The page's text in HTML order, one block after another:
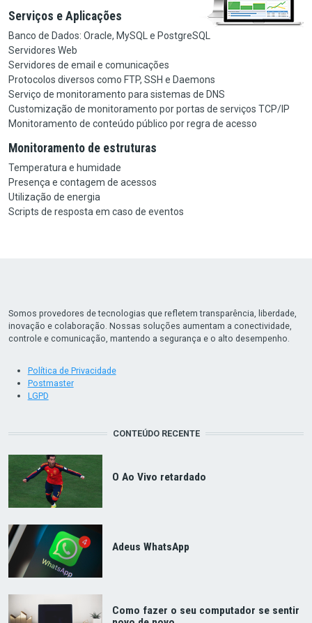
Serviços e Aplicações
Banco de Dados: Oracle, MySQL e PostgreSQL
Servidores Web
Servidores de email e comunicações
Protocolos diversos como FTP, SSH e Daemons
Serviço de monitoramento para sistemas de DNS
Customização de monitoramento por portas de serviços TCP/IP
Monitoramento de conteúdo público por regra de acesso
Monitoramento de estruturas
Temperatura e humidade
Presença e contagem de acessos
Utilização de energia
Scripts de resposta em caso de eventos
Somos provedores de tecnologias que refletem transparência, liberdade,
inovação e colaboração. Nossas soluções aumentam a conectividade,
controle e comunicação, mantendo a segurança e o alto desempenho.
Política de Privacidade
Postmaster
LGPD
CONTEÚDO RECENTE
O Ao Vivo retardado
Adeus WhatsApp
Como fazer o seu computador se sentir